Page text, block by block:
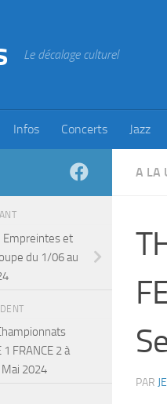
Le décalage culturel
Infos Concerts Jazz
A LA
PAR
Empreintes et
du 1/06 au
1 FRANCE 2 à
Mai 2024